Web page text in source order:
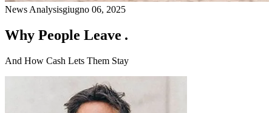
News Analysisgiugno 06, 2025
Why People Leave .
And How Cash Lets Them Stay